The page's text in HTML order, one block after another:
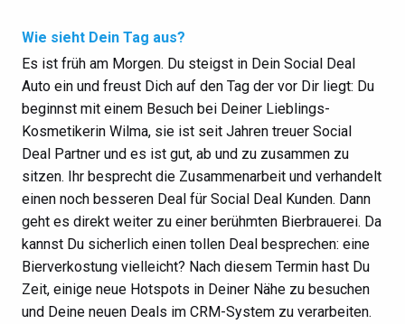
Wie sieht Dein Tag aus?
Es ist früh am Morgen. Du steigst in Dein Social Deal
Auto ein und freust Dich auf den Tag der vor Dir liegt: Du
beginnst mit einem Besuch bei Deiner Lieblings-
Kosmetikerin Wilma, sie ist seit Jahren treuer Social
Deal Partner und es ist gut, ab und zu zusammen zu
sitzen. Ihr besprecht die Zusammenarbeit und verhandelt
einen noch besseren Deal für Social Deal Kunden. Dann
geht es direkt weiter zu einer berühmten Bierbrauerei. Da
kannst Du sicherlich einen tollen Deal besprechen: eine
Bierverkostung vielleicht? Nach diesem Termin hast Du
Zeit, einige neue Hotspots in Deiner Nähe zu besuchen
und Deine neuen Deals im CRM-System zu verarbeiten.